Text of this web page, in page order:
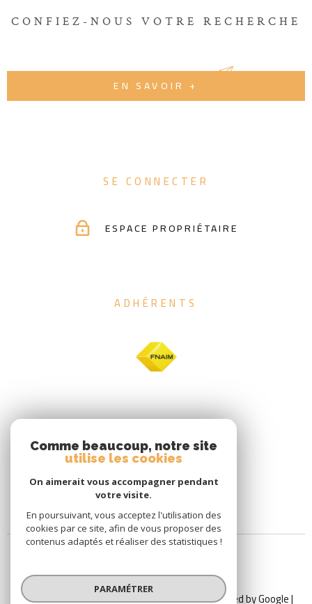
CONFIEZ-NOUS VOTRE RECHERCHE
EN SAVOIR +
SE CONNECTER
ESPACE PROPRIÉTAIRE
ADHÉRENTS
© 2026 | Tous droits réservés | Traduction powered by Google |
Comme beaucoup, notre site
utilise les cookies
On aimerait vous accompagner pendant
votre visite.
En poursuivant, vous acceptez l'utilisation des
cookies par ce site, afin de vous proposer des
contenus adaptés et réaliser des statistiques !
PARAMÉTRER